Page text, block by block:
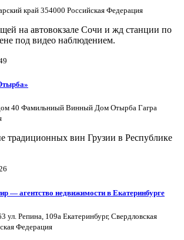
край 354000 Российская Федерация
на автовокзале Сочи и жд станции по
под видео наблюдением.
40 Фамильниый Винный Дом Отырба Гагра
традиционных вин Грузии в Республике
— агентство недвижимости в Екатеринбурге
ул. Репина, 109a Екатеринбург, Свердловская
Федерация